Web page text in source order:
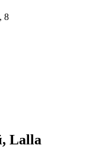
8
Lalla